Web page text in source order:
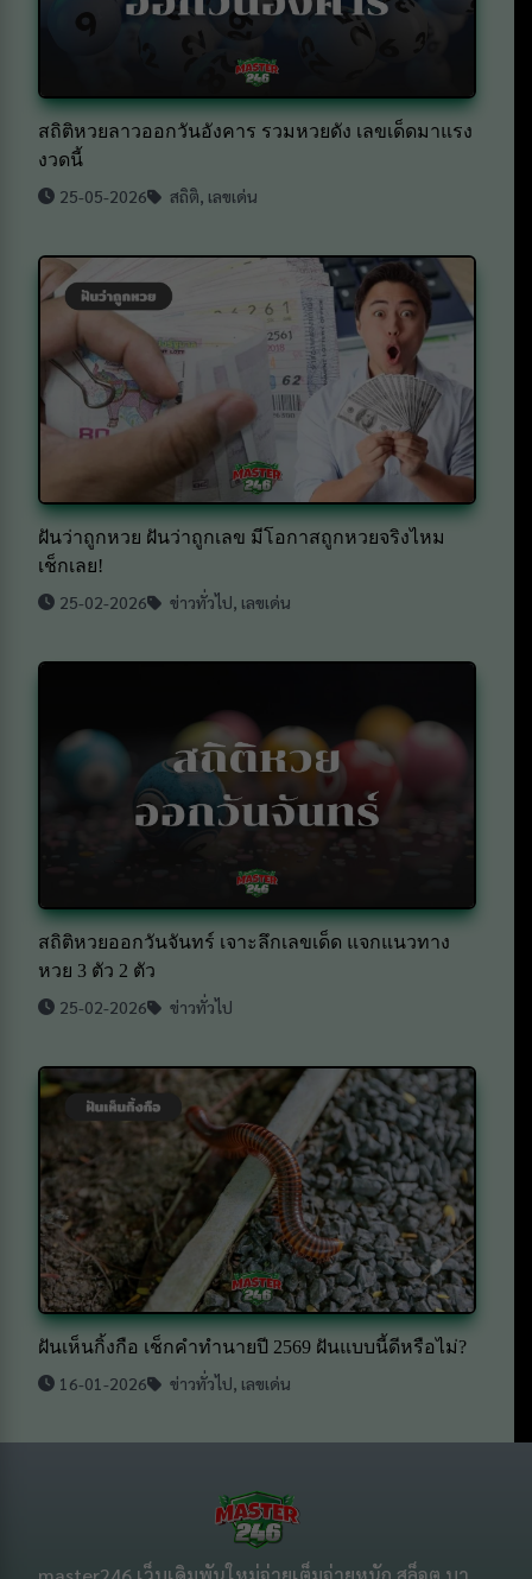
สถิติหวยลาวออกวันอังคาร รวมหวยดัง เลขเด็ดมาแรง
งวดนี้
25-05-2026 สถิติ, เลขเด่น
ฝันว่าถูกหวย ฝันว่าถูกเลข มีโอกาสถูกหวยจริงไหม
เช็กเลย!
25-02-2026 ข่าวทั่วไป เลขเด่น
สถิติหวยออกวันจันทร์ เจาะลึกเลขเด็ด แจกแนวทาง
หวย 3 ตัว 2 ตัว
25-02-2026 ข่าวทั่วไป
ฝันเห็นกิ้งกือ เช็กคำทำนายปี 2569 ฝันแบบนี้ดีหรือไม่?
16-01-2026 ข่าวทั่วไป, เลขเด่น